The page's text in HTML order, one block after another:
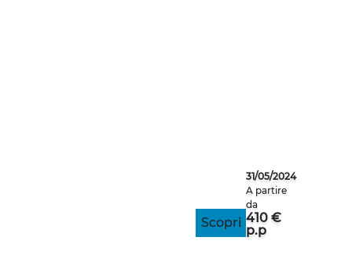
Scopri
31/05/2024
A partire
da
410 €
p.p